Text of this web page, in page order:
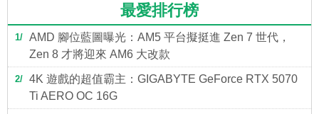
最愛排行榜
1
AMD 腳位藍圖曝光：AM5 平台擬挺進 Zen 7 世代，
Zen 8 才將迎來 AM6 大改款
2
4K 遊戲的超值霸主：GIGABYTE GeForce RTX 5070
Ti AERO OC 16G